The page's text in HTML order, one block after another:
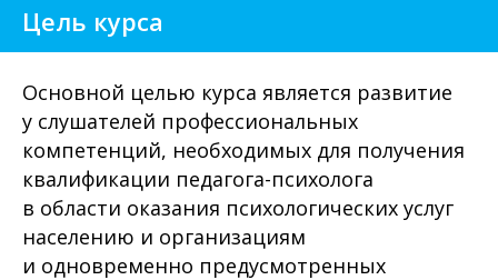
Цель курса
Основной целью курса является развитие
у слушателей профессиональных
компетенций, необходимых для получения
квалификации педагога-психолога
в области оказания психологических услуг
населению и организациям
и одновременно предусмотренных